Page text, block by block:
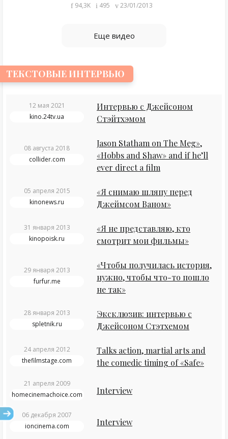
94,3K 495 23/01/2013
Еще видео
ТЕКСТОВЫЕ ИНТЕРВЬЮ
12 мая 2021
kino.24tv.ua
Интервью с Джейсоном
Стэйтхэмом
08 августа 2018
collider.com
Jason Statham on The Meg»,
«Hobbs and Shaw» and if he’ll
ever direct a film
05 апреля 2015
kinonews.ru
«Я снимаю шляпу перед
Джеймсом Ваном»
31 января 2013
kinopoisk.ru
«Я не представляю, кто
смотрит мои фильмы»
29 января 2013
furfur.me
«Чтобы получилась история,
нужно, чтобы что-то пошло
не так»
28 января 2013
spletnik.ru
Эксклюзив: интервью с
Джейсоном Стэтхемом
24 апреля 2012
thefilmstage.com
Talks action, martial arts and
the comedic timing of «Safe»
21 апреля 2009
homecinemachoice.com
Interview
06 декабря 2007
ioncinema.com
Interview